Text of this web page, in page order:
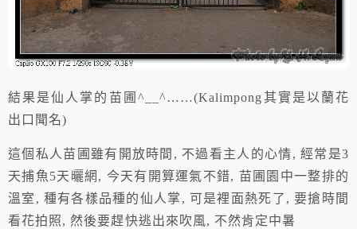
結果是仙人掌的苗圃^__^……(Kalimpong其實是以蘭花
出口聞名)
這個私人苗圃雖有開放時間, 不過看主人的心情, 經常是3
天捕魚5天曬網, 今天有開算運氣不錯, 苗圃園中一整排的
溫室, 種有各樣品種的仙人掌, 可是裡面熱死了, 要搶時間
看花拍照, 然後要趕快逃出來吹風, 不然肯定中暑